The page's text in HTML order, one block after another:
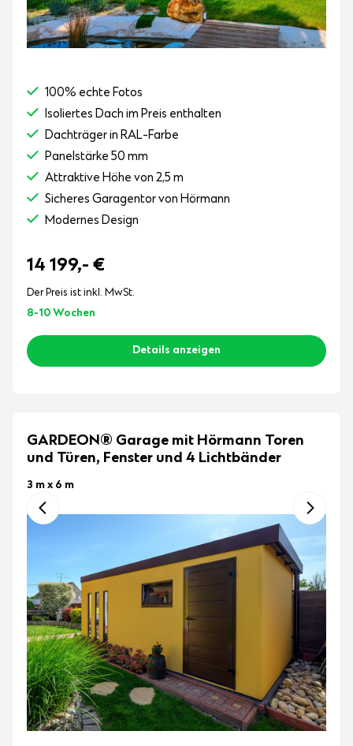
100% echte Fotos
Isoliertes Dach im Preis enthalten
Dachträger in RAL-Farbe
Panelstärke 50 mm
Attraktive Höhe von 2,5 m
Sicheres Garagentor von Hörmann
Modernes Design
14 199,- €
Der Preis ist inkl. MwSt.
8-10 Wochen
Details anzeigen
GARDEON® Garage mit Hörmann Toren
und Türen, Fenster und 4 Lichtbänder
3 m x 6 m